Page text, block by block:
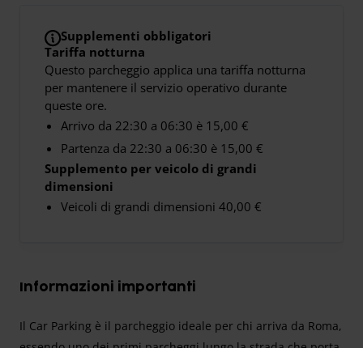
Supplementi obbligatori
Tariffa notturna
Questo parcheggio applica una tariffa notturna
per mantenere il servizio operativo durante
queste ore.
Arrivo da 22:30 a 06:30 è 15,00 €
Partenza da 22:30 a 06:30 è 15,00 €
Supplemento per veicolo di grandi
dimensioni
Veicoli di grandi dimensioni 40,00 €
Informazioni importanti
Il Car Parking è il parcheggio ideale per chi arriva da Roma,